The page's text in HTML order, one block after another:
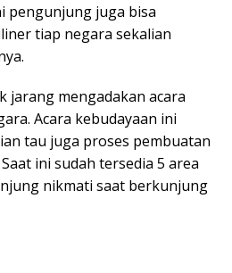
pengunjung juga bisa
tiap negara sekalian
jarang mengadakan acara
Acara kebudayaan ini
tau juga proses pembuatan
ini sudah tersedia 5 area
nikmati saat berkunjung